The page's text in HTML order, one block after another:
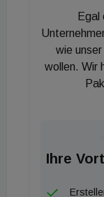
einem 20
der VGP.
Egal
wie
wollen. Wir
Ihre